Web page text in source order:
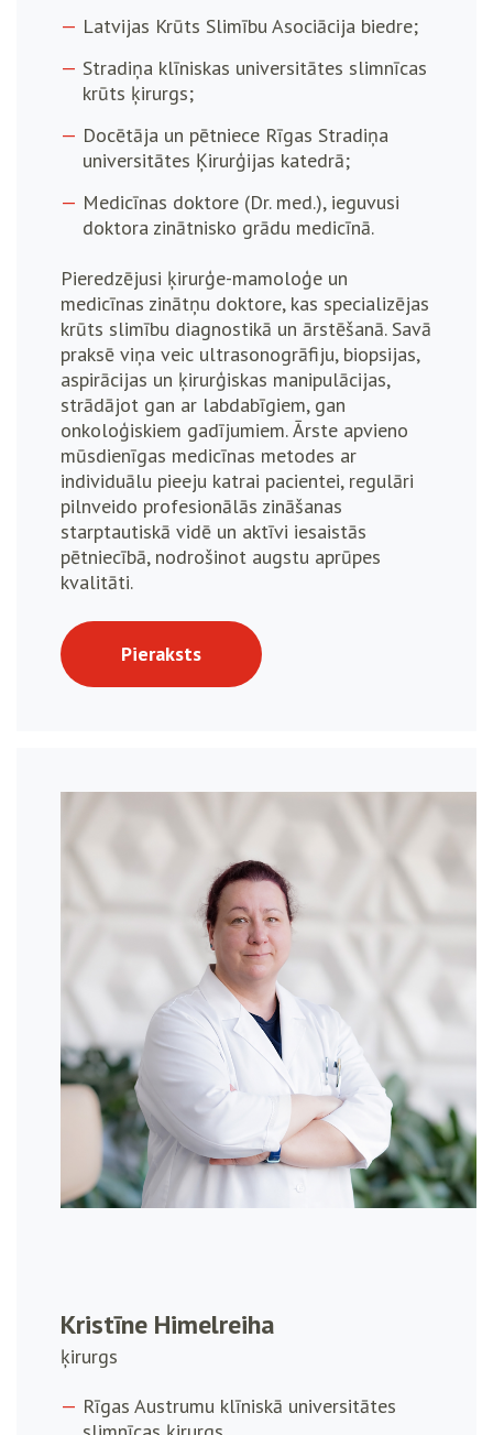
Latvijas Krūts Slimību Asociācija biedre;
Stradiņa klīniskas universitātes slimnīcas
krūts ķirurgs;
Docētāja un pētniece Rīgas Stradiņa
universitātes Ķirurģijas katedrā;
Medicīnas doktore (Dr. med.), ieguvusi
doktora zinātnisko grādu medicīnā.
Pieredzējusi ķirurģe-mamoloģe un
medicīnas zinātņu doktore, kas specializējas
krūts slimību diagnostikā un ārstēšanā. Savā
praksē viņa veic ultrasonogrāfiju, biopsijas,
aspirācijas un ķirurģiskas manipulācijas,
strādājot gan ar labdabīgiem, gan
onkoloģiskiem gadījumiem. Ārste apvieno
mūsdienīgas medicīnas metodes ar
individuālu pieeju katrai pacientei, regulāri
pilnveido profesionālās zināšanas
starptautiskā vidē un aktīvi iesaistās
pētniecībā, nodrošinot augstu aprūpes
kvalitāti.
Pieraksts
Kristīne Himelreiha
ķirurgs
Rīgas Austrumu klīniskā universitātes